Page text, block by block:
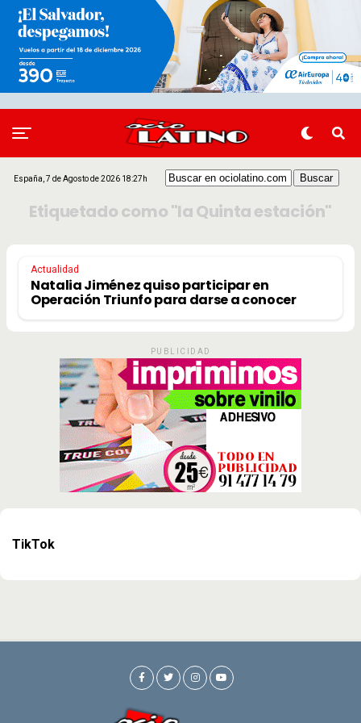
España, 7 de Agosto de 2026 18:27h
Etiquetado como "la Quinta estación"
Actualidad
Natalia Jiménez quiso participar en
Operación Triunfo para darse a conocer
PUBLICIDAD
TikTok